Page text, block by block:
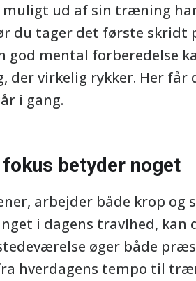
ud af sin træning
du tager det første
god mental forberedelse
der virkelig rykker. Her
i gang.
betyder noget
arbejder både krop og
i dagens travlhed,
øger både
hverdagens tempo til